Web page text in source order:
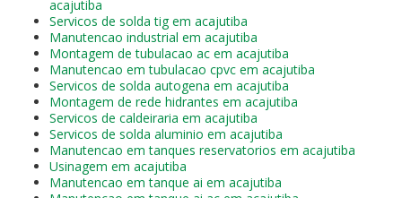
acajutiba
Servicos de solda tig em acajutiba
Manutencao industrial em acajutiba
Montagem de tubulacao ac em acajutiba
Manutencao em tubulacao cpvc em acajutiba
Servicos de solda autogena em acajutiba
Montagem de rede hidrantes em acajutiba
Servicos de caldeiraria em acajutiba
Servicos de solda aluminio em acajutiba
Manutencao em tanques reservatorios em acajutiba
Usinagem em acajutiba
Manutencao em tanque ai em acajutiba